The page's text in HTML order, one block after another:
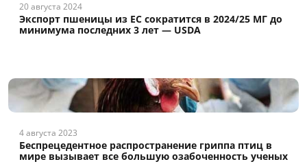
20 августа 2024
Экспорт пшеницы из ЕС сократится в 2024/25 МГ до
минимума последних 3 лет — USDA
4 августа 2023
Беспрецедентное распространение гриппа птиц в
мире вызывает все большую озабоченность ученых